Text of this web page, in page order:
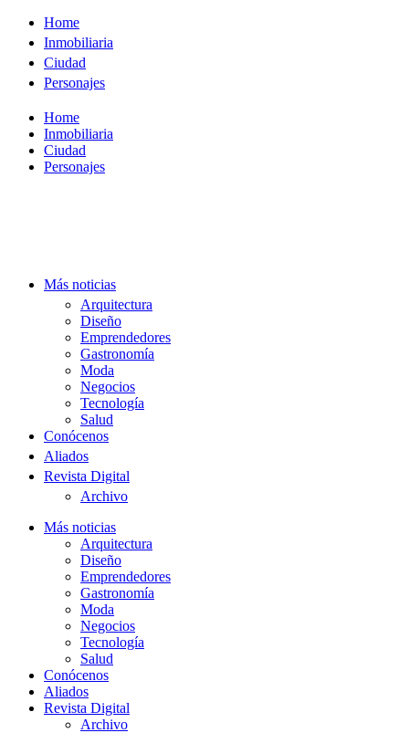
contenido
Home
Inmobiliaria
Ciudad
Personajes
Home
Inmobiliaria
Ciudad
Personajes
Más noticias
Arquitectura
Diseño
Emprendedores
Gastronomía
Moda
Negocios
Tecnología
Salud
Conócenos
Aliados
Revista Digital
Archivo
Más noticias
Arquitectura
Diseño
Emprendedores
Gastronomía
Moda
Negocios
Tecnología
Salud
Conócenos
Aliados
Revista Digital
Archivo